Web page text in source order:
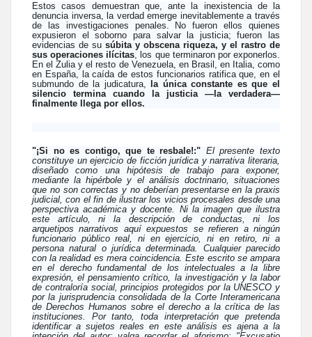
Estos casos demuestran que, ante la inexistencia de la
denuncia inversa, la verdad emerge inevitablemente a través
de las investigaciones penales. No fueron ellos quienes
expusieron el soborno para salvar la justicia; fueron las
evidencias de su súbita y obscena riqueza, y el rastro de
sus operaciones ilícitas, los que terminaron por exponerlos.
En el Zulia y el resto de Venezuela, en Brasil, en Italia, como
en España, la caída de estos funcionarios ratifica que, en el
submundo de la judicatura,
la única constante es que el
silencio termina cuando la justicia —la verdadera—
finalmente llega por ellos.
"¡Si no es contigo, que te resbale!:" El presente texto
constituye un ejercicio de ficción jurídica y narrativa literaria,
diseñado como una hipótesis de trabajo para exponer,
mediante la hipérbole y el análisis doctrinario, situaciones
que no son correctas y no deberían presentarse en la praxis
judicial, con el fin de ilustrar los vicios procesales desde una
perspectiva académica y docente. Ni la imagen que ilustra
este artículo, ni la descripción de conductas, ni los
arquetipos narrativos aquí expuestos se refieren a ningún
funcionario público real, ni en ejercicio, ni en retiro, ni a
persona natural o jurídica determinada. Cualquier parecido
con la realidad es mera coincidencia. Este escrito se ampara
en el derecho fundamental de los intelectuales a la libre
expresión, el pensamiento crítico, la investigación y la labor
de contraloría social, principios protegidos por la UNESCO y
por la jurisprudencia consolidada de la Corte Interamericana
de Derechos Humanos sobre el derecho a la crítica de las
instituciones. Por tanto, toda interpretación que pretenda
identificar a sujetos reales en este análisis es ajena a la